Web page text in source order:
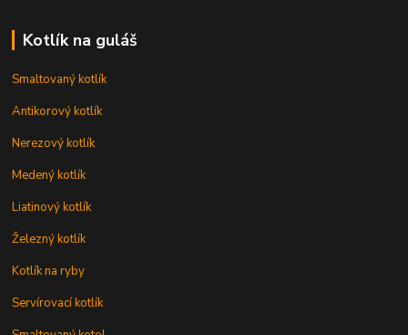
Kotlík na guláš
Smaltovaný kotlík
Antikorový kotlík
Nerezový kotlík
Medený kotlík
Liatinový kotlík
Železný kotlík
Kotlík na ryby
Servírovací kotlík